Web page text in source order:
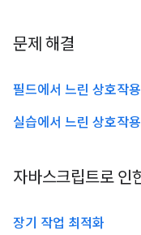
문제 해결
필드에서 느린 상호작용
실습에서 느린 상호작
자바스크립트로 인
장기 작업 최적화